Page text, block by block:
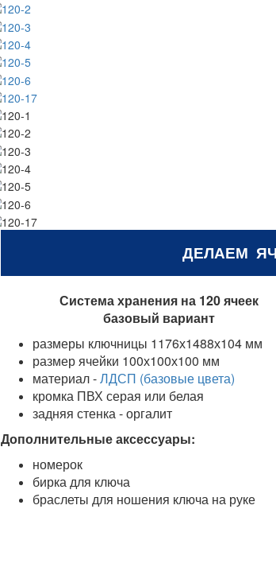
ДЕЛАЕМ
Система хранения на 120 ячеек
базовый вариант
размеры ключницы 1176х1488х104 мм
размер ячейки 100х100х100 мм
материал -ЛДСП (базовые цвета)
кромка ПВХ серая или белая
задняя стенка - оргалит
Дополнительные аксессуары:
номерок
бирка для ключа
браслеты для ношения ключа на руке